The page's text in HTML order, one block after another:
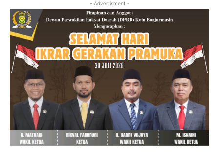
- Advertisment -